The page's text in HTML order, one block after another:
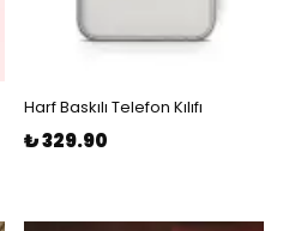
Harf Baskılı Telefon Kılıfı
₺ 329.90